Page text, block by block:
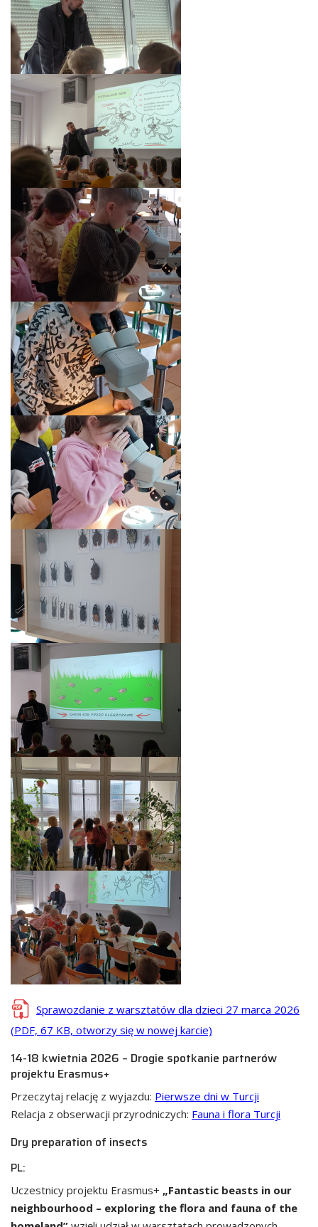
Sprawozdanie z warsztatów dla dzieci 27 marca 2026
(PDF, 67 KB, otworzy się w nowej karcie)
14-18 kwietnia 2026 – Drogie spotkanie partnerów
projektu Erasmus+
Przeczytaj relację z wyjazdu: Pierwsze dni w Turcji
Relacja z obserwacji przyrodniczych: Fauna i flora Turcji
Dry preparation of insects
PL:
Uczestnicy projektu Erasmus+ „Fantastic beasts in our
neighbourhood – exploring the flora and fauna of the